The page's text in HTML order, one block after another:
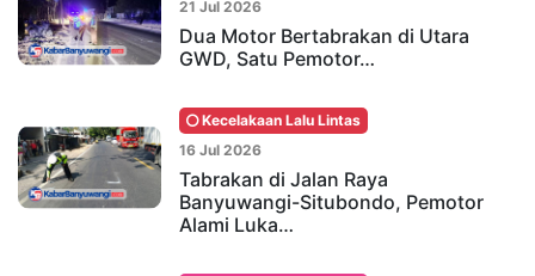
21 Jul 2026
Dua Motor Bertabrakan di Utara
GWD, Satu Pemotor…
Kecelakaan Lalu Lintas
16 Jul 2026
Tabrakan di Jalan Raya
Banyuwangi-Situbondo, Pemotor
Alami Luka…